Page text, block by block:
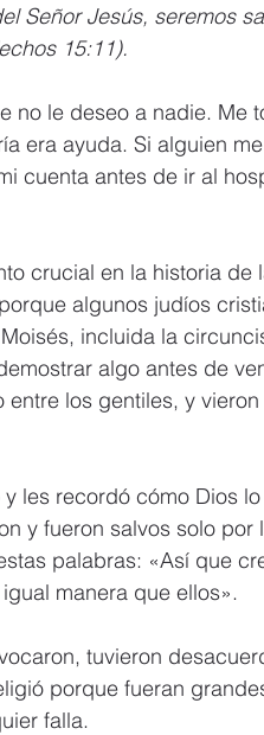
Señor Jesús, seremos
15:11).
no le deseo a nadie. Me
era ayuda. Si alguien
cuenta antes de ir al
crucial en la historia de
algunos judíos
incluida la
algo antes de
los gentiles, y
les recordó cómo Dios
y fueron salvos solo por
palabras: «Así que
manera que ellos».
tuvieron
porque fueran
falla.